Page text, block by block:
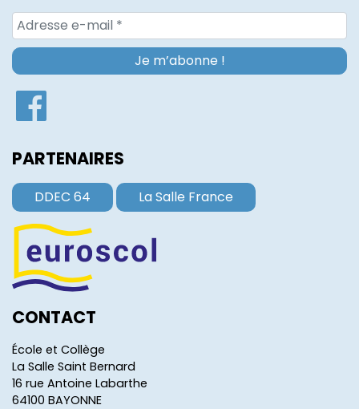
PARTENAIRES
DDEC 64 La Salle France
CONTACT
École et Collège
La Salle Saint Bernard
16 rue Antoine Labarthe
64100 BAYONNE